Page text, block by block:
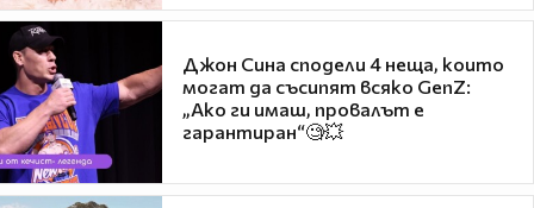
Джон Сина сподели 4 неща, които
могат да съсипят всяко GenZ:
„Ако ги имаш, провалът е
гарантиран“🧐💥